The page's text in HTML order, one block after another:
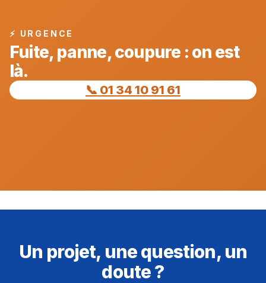
⚡ URGENCE
Fuite, panne, coupure : on est
là.
📞 01 34 10 91 61
Un projet, une question, un
doute ?